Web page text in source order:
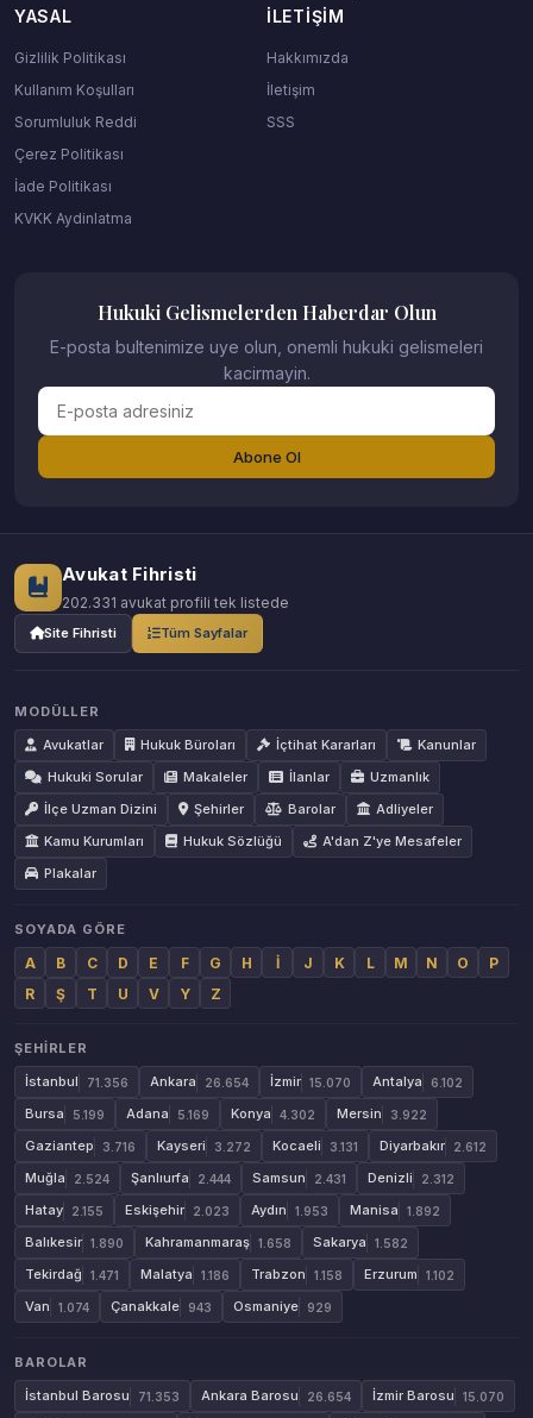
YASAL
Gizlilik Politikası
Kullanım Koşulları
Sorumluluk Reddi
Çerez Politikası
İade Politikası
KVKK Aydinlatma
İLETIŞIM
Hakkımızda
İletişim
SSS
Hukuki Gelismelerden Haberdar Olun
E-posta bultenimize uye olun, onemli hukuki gelismeleri
kacirmayin.
Abone Ol
Avukat Fihristi
202.331 avukat profili tek listede
Site Fihristi Tüm Sayfalar
MODÜLLER
Avukatlar
Hukuk Büroları İçtihat Kararları
Kanunlar
Hukuki Sorular
Makaleler İlanlar
Uzmanlık
İlçe Uzman Dizini
Şehirler Barolar
Adliyeler
Kamu Kurumları
Hukuk Sözlüğü
A'dan Z'ye Mesafeler
Plakalar
SOYADA GÖRE
A B C D E F G H İ J K L M N O
P
R
Ş T U V Y Z
ŞEHIRLER
İstanbul
71.356 Ankara 26.654 İzmir 15.070 Antalya 6.102
Bursa 5.199 Adana 5.169 Konya 4.302 Mersin 3.922
Gaziantep 3.716 Kayseri 3.272 Kocaeli 3.131 Diyarbakır 2.612
Muğla 2.524 Şanlıurfa 2.444 Samsun 2.431 Denizli 2.312
Hatay 2.155 Eskişehir 2.023 Aydın 1.953 Manisa 1.892
Balıkesir 1.890 Kahramanmaraş 1.658 Sakarya 1.582
Tekirdağ 1.471 Malatya 1.186 Trabzon 1.158 Erzurum 1.102
Van 1.074 Çanakkale 943 Osmaniye 929
BAROLAR
İstanbul Barosu
71.353 Ankara Barosu 26.654 İzmir Barosu 15.070